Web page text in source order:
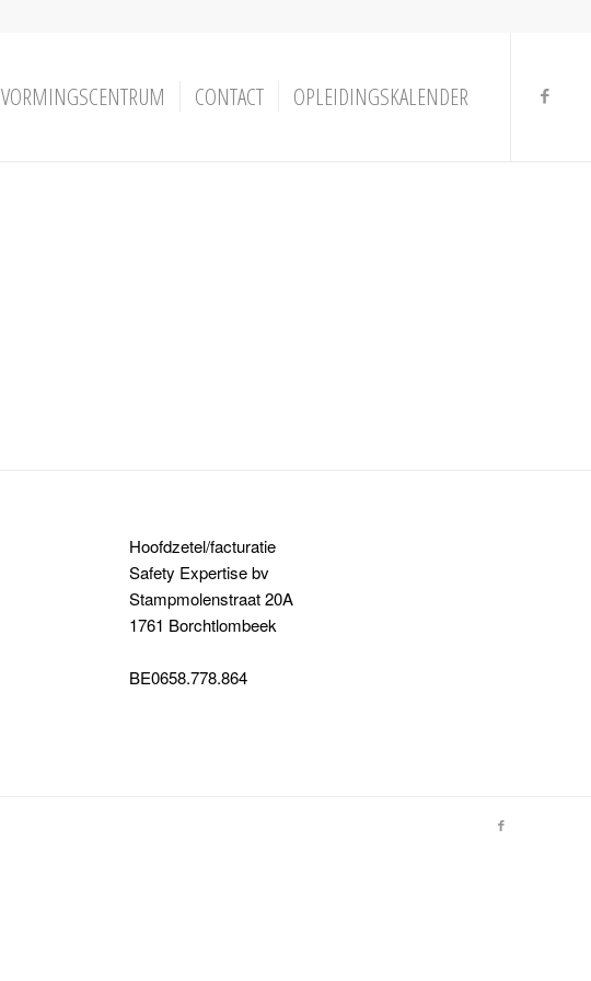
VORMINGSCENTRUM CONTACT OPLEIDINGSKALENDER
Hoofdzetel/facturatie
Safety Expertise bv
Stampmolenstraat 20A
1761 Borchtlombeek
BE0658.778.864